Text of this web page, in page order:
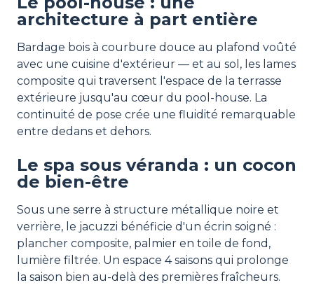
architecture à part entière
Bardage bois à courbure douce au plafond voûté
avec une cuisine d'extérieur — et au sol, les lames
composite qui traversent l'espace de la terrasse
extérieure jusqu'au cœur du pool-house. La
continuité de pose crée une fluidité remarquable
entre dedans et dehors.
Le spa sous véranda : un cocon
de bien-être
Sous une serre à structure métallique noire et
verrière, le jacuzzi bénéficie d'un écrin soigné :
plancher composite, palmier en toile de fond,
lumière filtrée. Un espace 4 saisons qui prolonge
la saison bien au-delà des premières fraîcheurs.